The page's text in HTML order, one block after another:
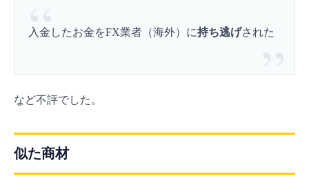
入金したお金をFX業者（海外）に持ち逃げされた
など不評でした。
似た商材